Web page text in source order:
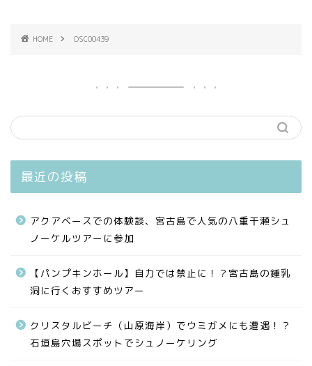
HOME DSC00439
最近の投稿
アクアベースでの体験談、宮古島で人気の八重干瀬シュ
ノーケルツアーに参加
【パンプキンホール】自力では禁止に！？宮古島の鍾乳
洞に行くおすすめツアー
クリスタルビーチ（山原海岸）でウミガメにも遭遇！？
石垣島穴場スポットでシュノーケリング